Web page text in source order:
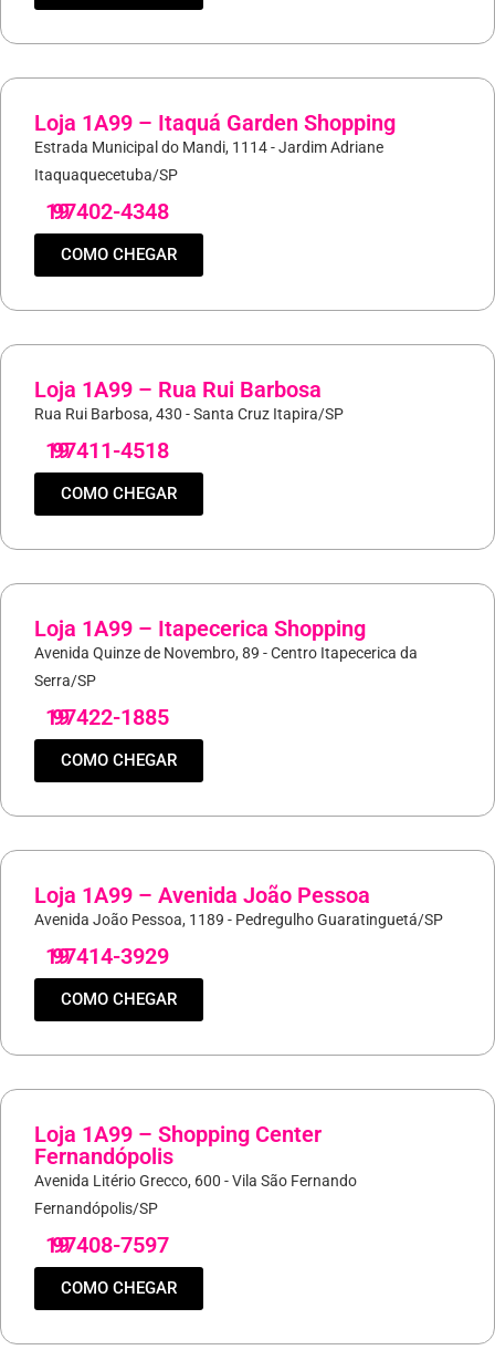
Loja 1A99 – Itaquá Garden Shopping
Estrada Municipal do Mandi, 1114 - Jardim Adriane
Itaquaquecetuba/SP
19
97402-4348
COMO CHEGAR
Loja 1A99 – Rua Rui Barbosa
Rua Rui Barbosa, 430 - Santa Cruz Itapira/SP
19
97411-4518
COMO CHEGAR
Loja 1A99 – Itapecerica Shopping
Avenida Quinze de Novembro, 89 - Centro Itapecerica da
Serra/SP
19
97422-1885
COMO CHEGAR
Loja 1A99 – Avenida João Pessoa
Avenida João Pessoa, 1189 - Pedregulho Guaratinguetá/SP
19
97414-3929
COMO CHEGAR
Loja 1A99 – Shopping Center
Fernandópolis
Avenida Litério Grecco, 600 - Vila São Fernando
Fernandópolis/SP
19
97408-7597
COMO CHEGAR